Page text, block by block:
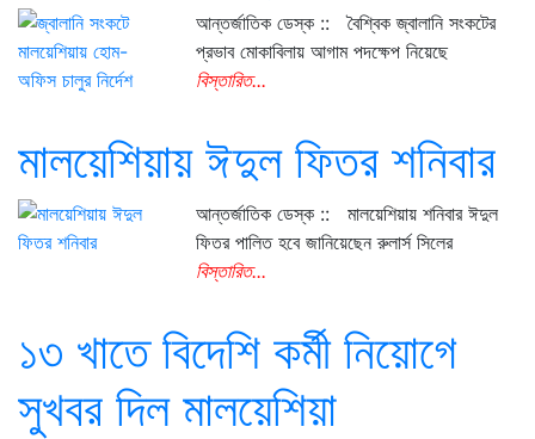
আন্তর্জাতিক ডেস্ক :: বৈশ্বিক জ্বালানি সংকটের
প্রভাব মোকাবিলায় আগাম পদক্ষেপ নিয়েছে
বিস্তারিত...
মালয়েশিয়ায় ঈদুল ফিতর শনিবার
আন্তর্জাতিক ডেস্ক :: মালয়েশিয়ায় শনিবার ঈদুল
ফিতর পালিত হবে জানিয়েছেন রুলার্স সিলের
বিস্তারিত...
১৩ খাতে বিদেশি কর্মী নিয়োগে
সুখবর দিল মালয়েশিয়া